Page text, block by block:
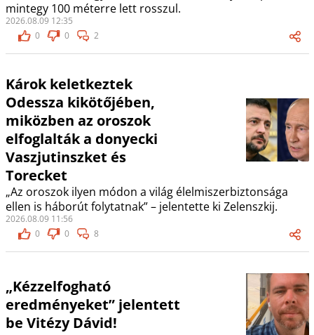
mintegy 100 méterre lett rosszul.
2026.08.09 12:35
0
0 2
Károk keletkeztek
Odessza kikötőjében,
miközben az oroszok
elfoglalták a donyecki
Vaszjutinszket és
Torecket
„Az oroszok ilyen módon a világ élelmiszerbiztonsága
ellen is háborút folytatnak” – jelentette ki Zelenszkij.
2026.08.09 11:56
0
0 8
„Kézzelfogható
eredményeket” jelentett
be Vitézy Dávid!